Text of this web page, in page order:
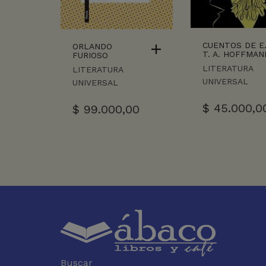
ORLANDO
FURIOSO
LITERATURA
UNIVERSAL
$ 99.000,00
CUENTOS DE
T. A.
LITERATURA
UNIVERSAL
$
Buscar